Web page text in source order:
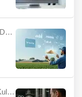
Veri Odaklı Yem Yönetimi: YemYap ile Daha Bilinçli Kararlar Alın, Sürdürülebilirliğinizi Artırın
Yem Endüstrisinin Zorlukları YemYap Kullanarak Nasıl Basitleştirilir?